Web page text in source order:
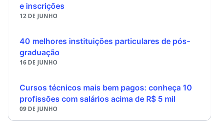
e inscrições
12 DE JUNHO
40 melhores instituições particulares de pós-
graduação
16 DE JUNHO
Cursos técnicos mais bem pagos: conheça 10
profissões com salários acima de R$ 5 mil
09 DE JUNHO